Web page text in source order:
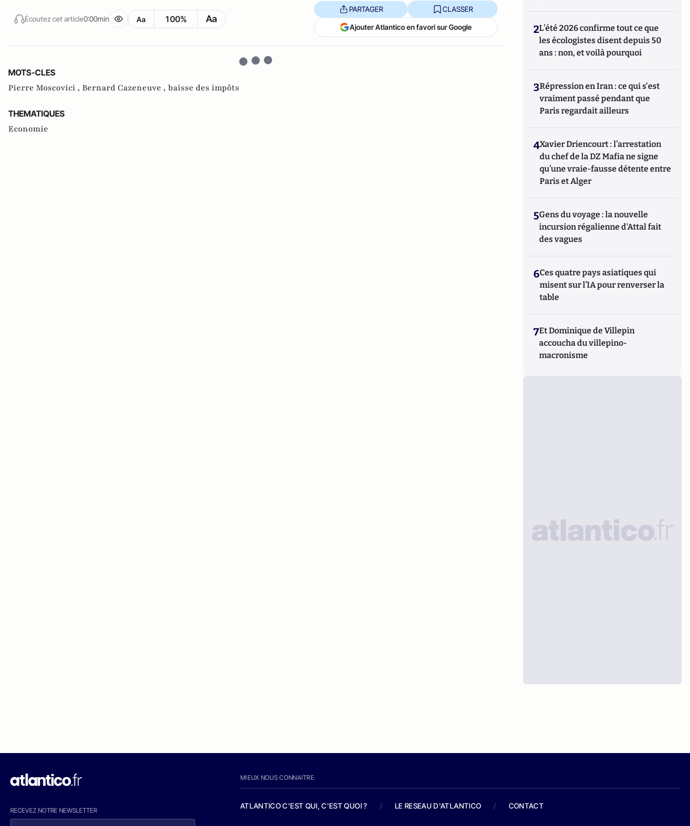
Écoutez cet article0:00min Aa 100% Aa
PARTAGER CLASSER
Ajouter Atlantico en favori sur Google
MOTS-CLES
Pierre Moscovici , Bernard Cazeneuve , baisse des impôts
THEMATIQUES
Economie
2L’été 2026 confirme tout ce que
les écologistes disent depuis 50
ans : non, et voilà pourquoi
3Répression en Iran : ce qui s'est
vraiment passé pendant que
Paris regardait ailleurs
4Xavier Driencourt : l’arrestation
du chef de la DZ Mafia ne signe
qu’une vraie-fausse détente entre
Paris et Alger
5Gens du voyage : la nouvelle
incursion régalienne d'Attal fait
des vagues
6Ces quatre pays asiatiques qui
misent sur l’IA pour renverser la
table
7Et Dominique de Villepin
accoucha du villepino-
macronisme
RECEVEZ NOTRE NEWSLETTER
MIEUX NOUS CONNAITRE
ATLANTICO C'EST QUI, C'EST QUOI ? / LE RESEAU D'ATLANTICO / CONTACT